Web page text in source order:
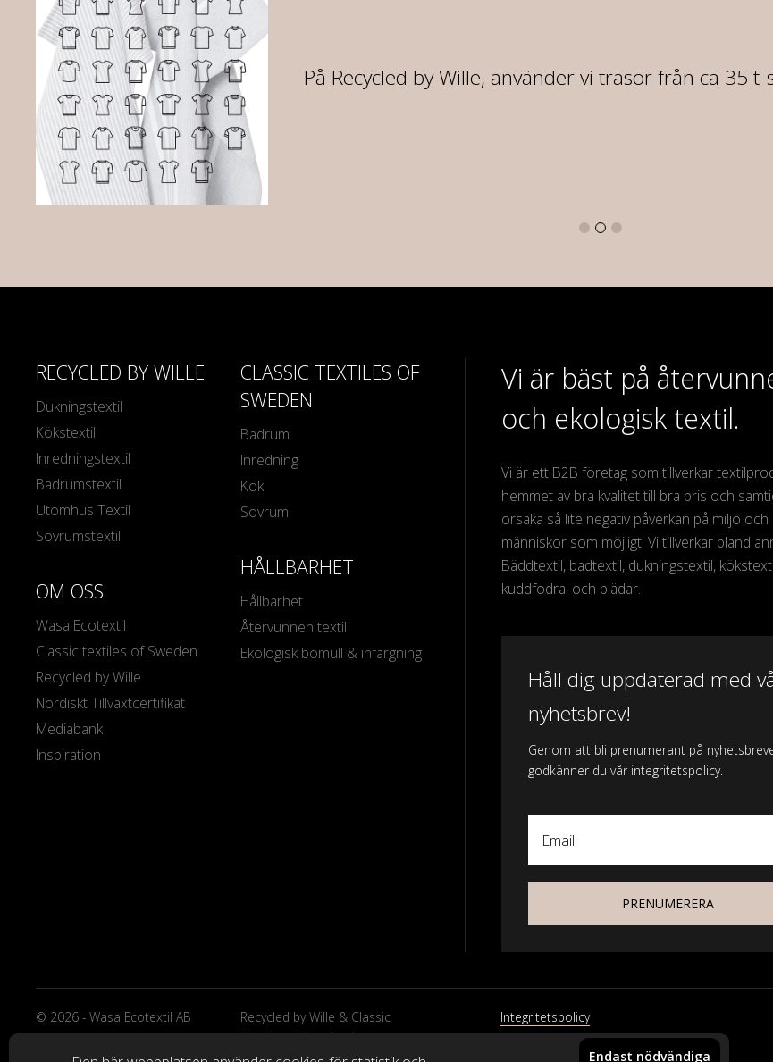
På Recycled by Wille, använder vi trasor från ca 35
RECYCLED BY WILLE
Dukningstextil
Kökstextil
Inredningstextil
Badrumstextil
Utomhus Textil
Sovrumstextil
OM OSS
Wasa Ecotextil
Classic textiles of Sweden
Recycled by Wille
Nordiskt Tillväxtcertifikat
Mediabank
Inspiration
CLASSIC TEXTILES OF
SWEDEN
Badrum
Inredning
Kök
Sovrum
HÅLLBARHET
Hållbarhet
Återvunnen textil
Ekologisk bomull & infärgning
Vi är bäst på
och ekologisk textil.
Vi är ett B2B företag som tillverkar
hemmet av bra kvalitet till bra pris och
orsaka så lite negativ påverkan på miljö och
människor som möjligt. Vi tillverkar bland
Bäddtextil, badtextil, dukningstextil,
kuddfodral och plädar.
Håll dig uppdaterad med
nyhetsbrev!
Genom att bli prenumerant på
godkänner du vår integritetspolicy.
Email
PRENUMERERA
© 2026 - Wasa Ecotextil AB
Recycled by Wille & Classic
Textiles of Sweden är
varumärken från Wasa Ecotextil
Integritetspolicy
Endast nödvändiga